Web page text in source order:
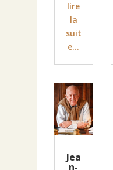
lire
la
suit
e...
Jea
n-